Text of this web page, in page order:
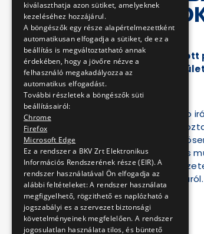
2025-01-17 11:28:00
A január 17-én tartott
mértékéről,
A megállapodás főbb
szóló bér- és
szakszervezetek
kal emelkedik a BKV-s
munkavállalóknak
rendszer fenntartásáról.
2025. január 17.
kiválaszthatja azon sütiket, amelyeknek
kezeléséhez hozzájárul.
A böngészők egy része alapértelmezettként
automatikusan elfogadja a sütiket, de ez a
beállítás is megváltoztatható annak
érdekében, hogy a jövőre nézve a
felhasználó megakadályozza az
automatikus elfogadást.
További részletek a böngészők süti
beállításairól:
Chrome
Firefox
Microsoft Edge
Ez a rendszer a BKV Zrt Elektronikus
Információs Rendszerének része (EIR). A
rendszer használatával Ön elfogadja az
alábbi feltételeket: A rendszer használata
megfigyelhető, rögzithető es naplózható a
jogszabályi es a szervezet biztonsági
követelményeinek megfelelően. A rendszer
jogosulatlan használata tilos, és büntető